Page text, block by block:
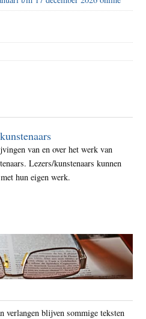
van en over het werk van
Lezers/kunstenaars kunnen
hun eigen werk.
verlangen blijven sommige teksten